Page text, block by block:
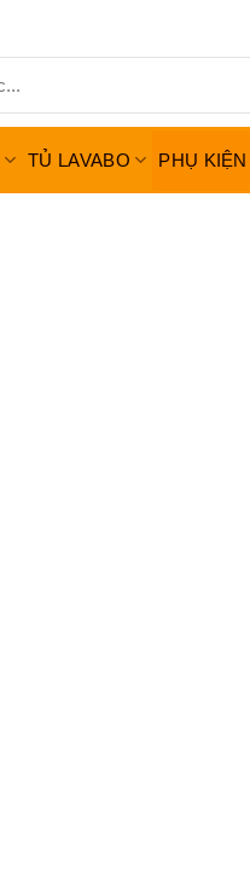
TỦ LAVABO PHỤ